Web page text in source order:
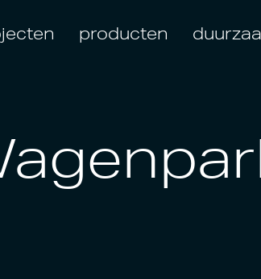
producten